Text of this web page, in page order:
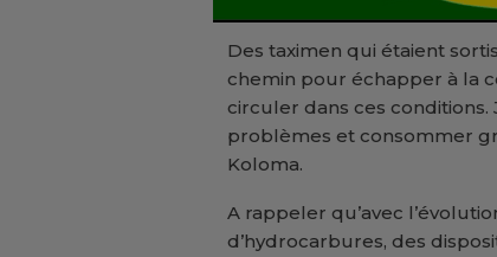
Des taximen qui étaient
chemin pour échapper à la
circuler dans ces
problèmes et consommer
Koloma.
A rappeler qu’avec
d’hydrocarbures, des